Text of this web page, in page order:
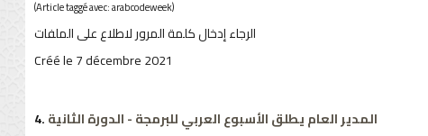
(Article taggé avec: arabcodeweek)
الرجاء إدخال كلمة المرور لاطلاع على الملفات
Créé le 7 décembre 2021
4.المدير العام يطلق الأسبوع العربي للبرمجة - الدورة الثانية